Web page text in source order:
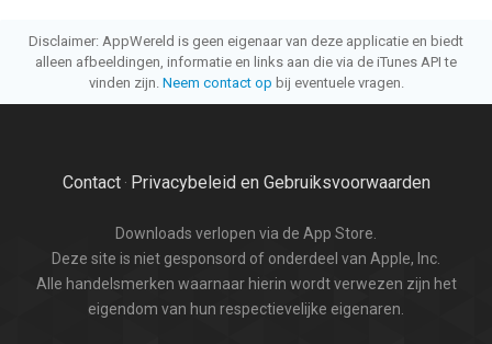
Disclaimer: AppWereld is geen eigenaar van deze applicatie en biedt
alleen afbeeldingen, informatie en links aan die via de iTunes API te
vinden zijn. Neem contact op bij eventuele vragen.
Contact· Privacybeleid en Gebruiksvoorwaarden
Downloads verlopen via de App Store.
Deze site is niet gesponsord of onderdeel van Apple, Inc.
Alle handelsmerken waarnaar hierin wordt verwezen zijn het
eigendom van hun respectievelijke eigenaren.